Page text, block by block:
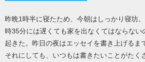
昨晩1時半に寝たため、今朝はしっかり寝坊
時35分には遅くても家を出なくてはならない
起きた。昨日の夜はエッセイを書き上げるま
それにしても、いつもは書きたいことがたく